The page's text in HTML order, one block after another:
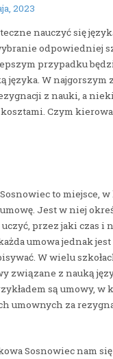
2023
nauczyć się
odpowiedniej
przypadku
języka. W najgorszym
z nauki, a
Czym
Sosnowiec to miejsce,
Jest w niej
przez jaki czas i
umowa jednak
W wielu
związane z nauką
są umowy, w
umownych za
Sosnowiec nam